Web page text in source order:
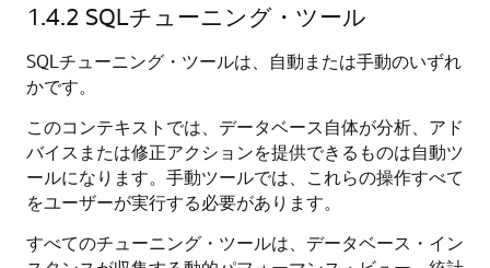
1.4.2 SQLチューニング・ツール
SQLチューニング・ツールは、自動または手動のいずれ
かです。
このコンテキストでは、データベース自体が分析、アド
バイスまたは修正アクションを提供できるものは自動ツ
ールになります。手動ツールでは、これらの操作すべて
をユーザーが実行する必要があります。
すべてのチューニング・ツールは、データベース・イン